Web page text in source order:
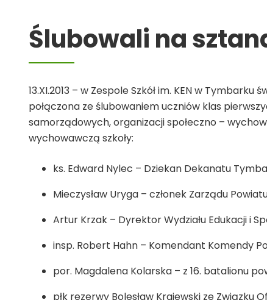
Ślubowali na
13.XI.2013 – w Zespole Szkół im. KEN w
połączona ze ślubowaniem uczniów klas
samorządowych, organizacji społeczno –
wychowawczą szkoły:
ks. Edward Nylec – Dziekan Dekanatu
Mieczysław Uryga – członek Zarządu
Artur Krzak – Dyrektor Wydziału Edukacji i
insp. Robert Hahn – Komendant Komendy
por. Magdalena Kolarska – z 16. batalionu
płk rezerwy Bolesław Krajewski ze Związku